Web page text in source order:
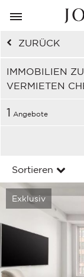
ZURÜCK
IMMOBILIEN
VERMIETEN
1 Angebote
Sortieren
Exklusiv